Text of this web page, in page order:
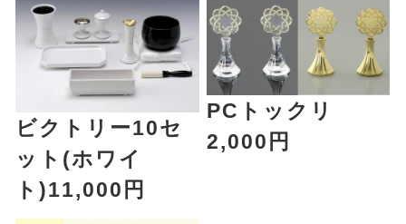
ビクトリー10セ
ット(ホワイ
ト)11,000円
PCトックリ
2,000円